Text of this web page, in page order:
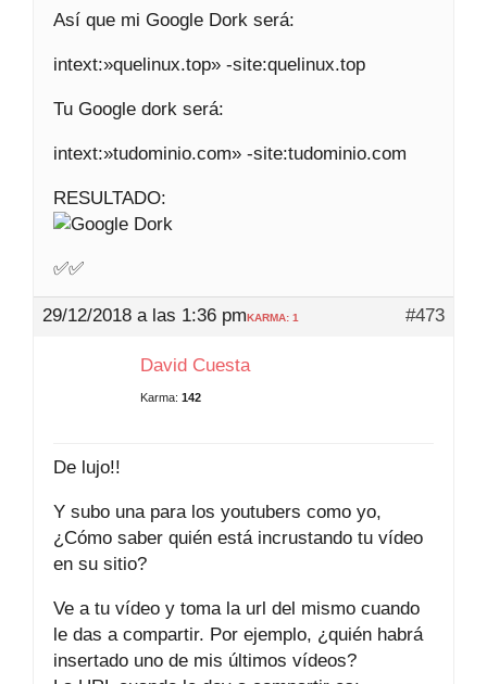
Así que mi Google Dork será:
intext:»quelinux.top» -site:quelinux.top
Tu Google dork será:
intext:»tudominio.com» -site:tudominio.com
RESULTADO:
✅✅
29/12/2018 a las 1:36 pm #473
KARMA: 1
David Cuesta
Karma: 142
De lujo!!
Y subo una para los youtubers como yo,
¿Cómo saber quién está incrustando tu vídeo
en su sitio?
Ve a tu vídeo y toma la url del mismo cuando
le das a compartir. Por ejemplo, ¿quién habrá
insertado uno de mis últimos vídeos?